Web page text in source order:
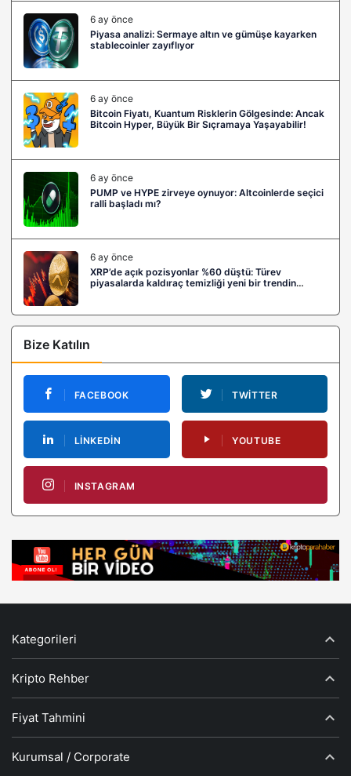
6 ay önce
Piyasa analizi: Sermaye altın ve gümüşe kayarken
stablecoinler zayıflıyor
6 ay önce
Bitcoin Fiyatı, Kuantum Risklerin Gölgesinde: Ancak
Bitcoin Hyper, Büyük Bir Sıçramaya Yaşayabilir!
6 ay önce
PUMP ve HYPE zirveye oynuyor: Altcoinlerde seçici
ralli başladı mı?
6 ay önce
XRP’de açık pozisyonlar %60 düştü: Türev
piyasalarda kaldıraç temizliği yeni bir trendin
Bize Katılın
FACEBOOK TWITTER
LINKEDIN YOUTUBE
INSTAGRAM
Kategorileri
Kripto Rehber
Fiyat Tahmini
Kurumsal / Corporate